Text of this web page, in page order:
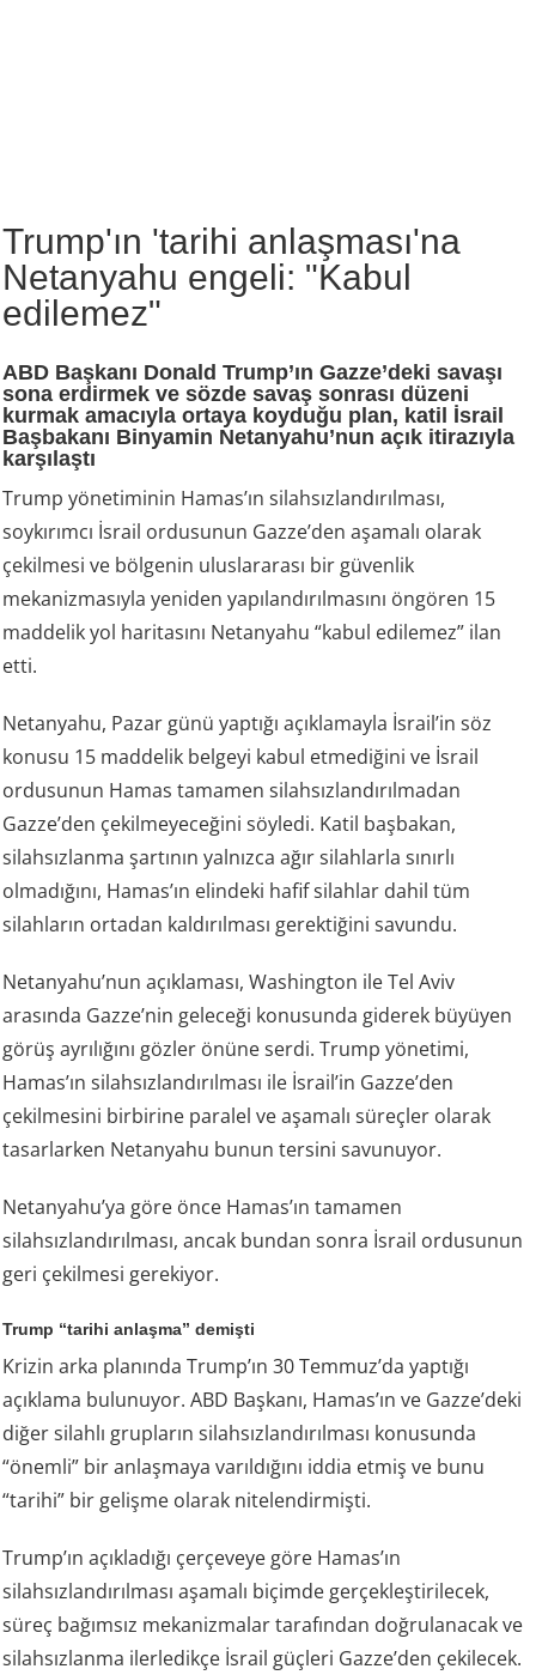
Trump'ın 'tarihi anlaşması'na
Netanyahu engeli: "Kabul
edilemez"
ABD Başkanı Donald Trump’ın Gazze’deki savaşı
sona erdirmek ve sözde savaş sonrası düzeni
kurmak amacıyla ortaya koyduğu plan, katil İsrail
Başbakanı Binyamin Netanyahu’nun açık itirazıyla
karşılaştı
Trump yönetiminin Hamas’ın silahsızlandırılması,
soykırımcı İsrail ordusunun Gazze’den aşamalı olarak
çekilmesi ve bölgenin uluslararası bir güvenlik
mekanizmasıyla yeniden yapılandırılmasını öngören 15
maddelik yol haritasını Netanyahu “kabul edilemez” ilan
etti.
Netanyahu, Pazar günü yaptığı açıklamayla İsrail’in söz
konusu 15 maddelik belgeyi kabul etmediğini ve İsrail
ordusunun Hamas tamamen silahsızlandırılmadan
Gazze’den çekilmeyeceğini söyledi. Katil başbakan,
silahsızlanma şartının yalnızca ağır silahlarla sınırlı
olmadığını, Hamas’ın elindeki hafif silahlar dahil tüm
silahların ortadan kaldırılması gerektiğini savundu.
Netanyahu’nun açıklaması, Washington ile Tel Aviv
arasında Gazze’nin geleceği konusunda giderek büyüyen
görüş ayrılığını gözler önüne serdi. Trump yönetimi,
Hamas’ın silahsızlandırılması ile İsrail’in Gazze’den
çekilmesini birbirine paralel ve aşamalı süreçler olarak
tasarlarken Netanyahu bunun tersini savunuyor.
Netanyahu’ya göre önce Hamas’ın tamamen
silahsızlandırılması, ancak bundan sonra İsrail ordusunun
geri çekilmesi gerekiyor.
Trump “tarihi anlaşma” demişti
Krizin arka planında Trump’ın 30 Temmuz’da yaptığı
açıklama bulunuyor. ABD Başkanı, Hamas’ın ve Gazze’deki
diğer silahlı grupların silahsızlandırılması konusunda
“önemli” bir anlaşmaya varıldığını iddia etmiş ve bunu
“tarihi” bir gelişme olarak nitelendirmişti.
Trump’ın açıkladığı çerçeveye göre Hamas’ın
silahsızlandırılması aşamalı biçimde gerçekleştirilecek,
süreç bağımsız mekanizmalar tarafından doğrulanacak ve
silahsızlanma ilerledikçe İsrail güçleri Gazze’den çekilecek.